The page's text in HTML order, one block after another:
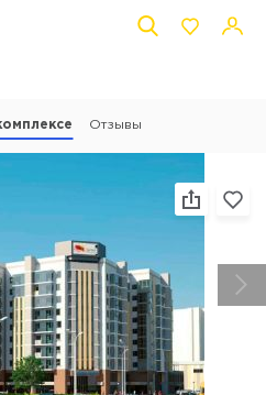
Отзывы